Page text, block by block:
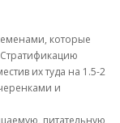
которые
их туда на 1.5-2
и
питательную